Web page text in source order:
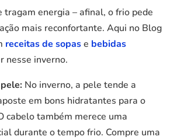
tragam energia – afinal, o frio pede
mais reconfortante. Aqui no Blog
receitas de sopase bebidas
nesse inverno.
No inverno, a pele tende a
em bons hidratantes para o
cabelo também merece uma
durante o tempo frio. Compre uma